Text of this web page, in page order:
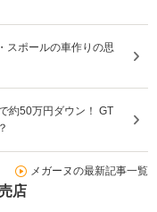
スポールの車作りの思
約50万円ダウン！ GT
メガーヌの最新記事一覧
店